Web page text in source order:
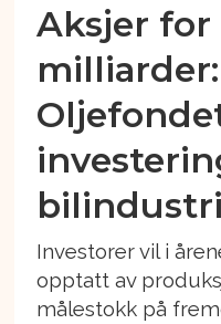
Aksjer for
Investorer vil i
opptatt av
målestokk på